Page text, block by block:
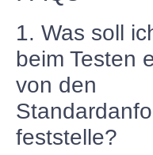
1. Was soll
beim Testen
von den
feststelle?